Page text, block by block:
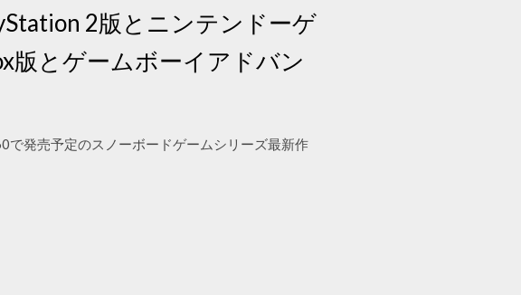
2版とニンテンドーゲ
版とゲームボーイアドバン
発売予定のスノーボードゲームシリーズ最新作